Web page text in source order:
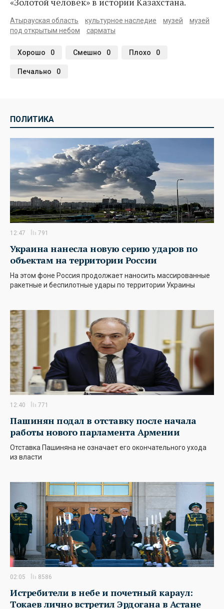
Атырауская область культурное наследие музей
музей
под открытым небом
сарматы
Хорошо 0 Смешно 0 Плохо 0
Печально 0
ПОЛИТИКА
12:47 791
Украина нанесла новую серию ударов по
объектам на территории России
На этом фоне Россия продолжает наносить массированные
ракетные и беспилотные удары по территории Украины
12:40 771
Пашинян подал в отставку после начала
работы нового парламента Армении
Отставка Пашиняна не означает его окончательного ухода
из власти
02:05 8586
Истребители в небе и почетный караул:
Токаев лично встретил Эрдогана в Астане